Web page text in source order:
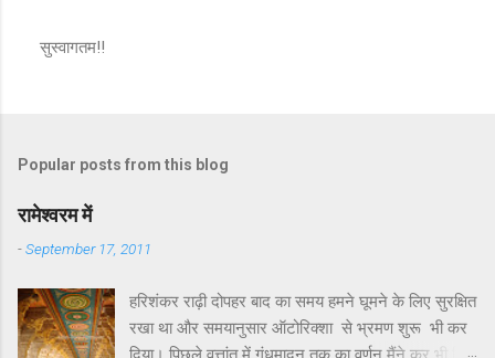
C
m
m
e
t
सुस्वागतम!!
Popular posts from this blog
रामेश्वरम में
-September 17, 2011
हरिशंकर राढ़ी दोपहर बाद का समय हमने घूमने के लिए सुरक्षित
रखा था और समयानुसार ऑटोरिक्शा से भ्रमण शुरू भी कर